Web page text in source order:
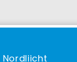
Nordliicht